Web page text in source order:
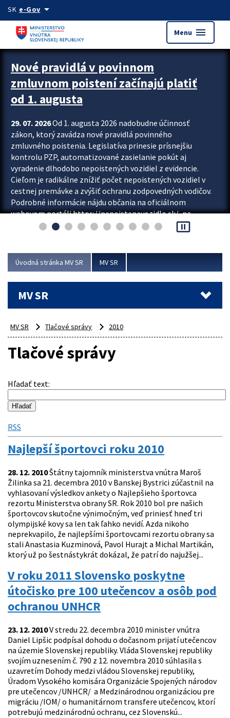
Preskocit na hlavný obsah
SK e-Govarrow_drop_down
Menu menu
Zastavit automatický posun upútavok
Nové pravidlá v povinnom
zmluvnom poistení začínajú platiť
od 1. augusta
29. 07. 2026Od 1. augusta 2026 nadobudne účinnosť
zákon, ktorý zavádza nové pravidlá povinného
zmluvného poistenia. Legislatíva prinesie prísnejšiu
kontrolu PZP, automatizované zasielanie pokút aj
vyradenie dlhodobo nepoistených vozidiel z evidencie.
Cieľom je radikálne znížiť počet nepoistených vozidiel v
cestnej premávke a zvýšiť ochranu zodpovedných vodičov.
Podrobné informácie nájdu občania na oficiálnom
webovom portáli https://nepoistenevozidlo.sk/, na
ktorom od augusta pribudne aj možnosť overiť si...
pause_presentation
Úvodná stránka MV SR MV SR
MV SR
MV SR Tlačové správy 2010
Tlačové správy
Hľadať text:
RSS
Najlepší športovci roku 2010
28. 12. 2010Štátny tajomník ministerstva vnútra Maroš
Žilinka sa 21. decembra 2010 v Banskej Bystrici zúčastnil na
vyhlasovaní výsledkov ankety o Najlepšieho športovca
rezortu Ministerstva obrany SR. Rok 2010 bol pre našich
športovcov skutočne výnimočným, veď priniesť hneď tri
olympijské kovy sa len tak ľahko nevidí. Azda nikoho
neprekvapilo, že najlepšími športovcami rezortu obrany sa
stali Anastasia Kuzminová, Pavol Hurajt a Michal Martikán,
ktorý už po šestnástykrát dokázal, že patrí do najužšej...
V roku 2011 Slovensko poskytne
útočisko pre 100 utečencov a osôb pod
ochranou UNHCR
23. 12. 2010V stredu 22. decembra 2010 minister vnútra
Daniel Lipšic podpísal dohodu o dočasnom prijatí utečencov
na územie Slovenskej republiky. Vláda Slovenskej republiky
svojím uznesením č. 790 z 12. novembra 2010 súhlasila s
uzavretím Dohody medzi vládou Slovenskej republiky,
Úradom Vysokého komisára Organizácie Spojených národov
pre utečencov /UNHCR/ a Medzinárodnou organizáciou pre
migráciu /IOM/ o humanitárnom transfere utečencov, ktorí
potrebujú medzinárodnú ochranu, cez Slovenskú...